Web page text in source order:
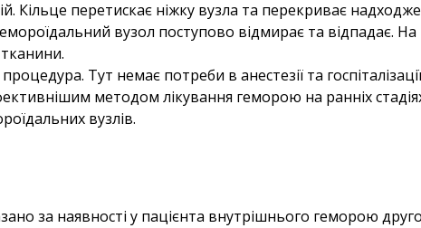
Кільце перетискає ніжку вузла та перекриває
вузол поступово відмирає та відпадає. На
Тут немає потреби в анестезії та
методом лікування геморою на ранніх
вузлів.
за наявності у пацієнта внутрішнього геморою